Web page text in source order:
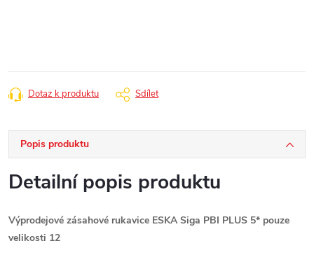
Dotaz k produktu Sdílet
Popis produktu
Detailní popis produktu
Výprodejové zásahové rukavice ESKA Siga PBI PLUS 5* pouze
velikosti 12